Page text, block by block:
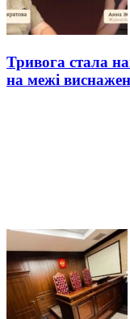
Тривога стала
на межі